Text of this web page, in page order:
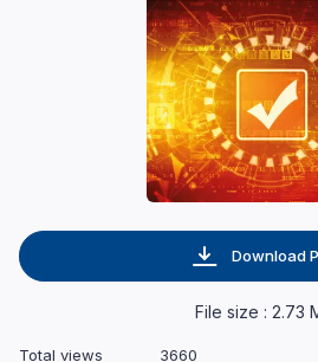
Download
File size : 2.73
Total views
3660